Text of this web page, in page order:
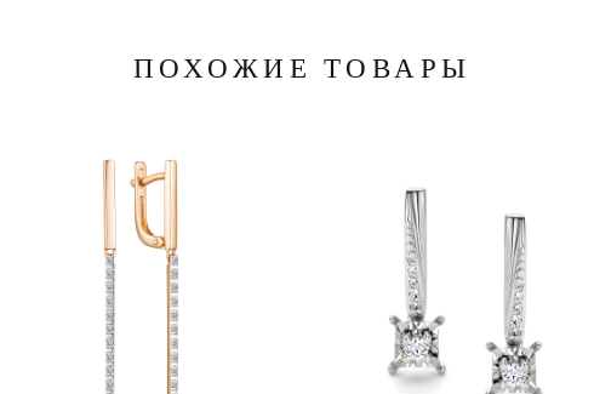
ПОХОЖИЕ ТОВАРЫ